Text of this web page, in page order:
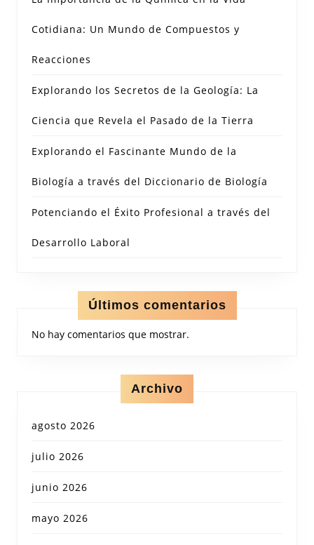
Cotidiana: Un Mundo de Compuestos y
Reacciones
Explorando los Secretos de la Geología: La
Ciencia que Revela el Pasado de la Tierra
Explorando el Fascinante Mundo de la
Biología a través del Diccionario de Biología
Potenciando el Éxito Profesional a través del
Desarrollo Laboral
Últimos comentarios
No hay comentarios que mostrar.
Archivo
agosto 2026
julio 2026
junio 2026
mayo 2026